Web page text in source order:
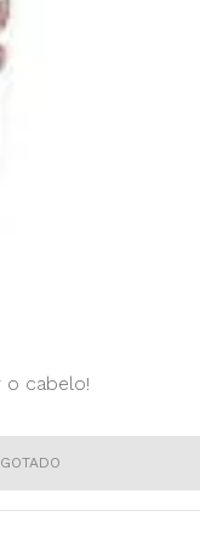
o cabelo!